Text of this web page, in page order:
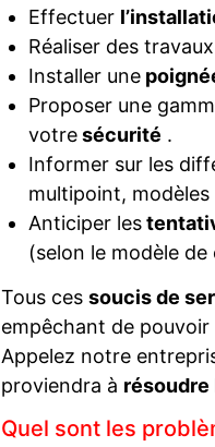
Effectuer
Réaliser des
Installer une
Proposer une
votresécurité .
Informer sur les
multipoint, modèles
Anticiper les
(selon le modèle
Tous ces soucis de
empêchant de
Appelez notre
proviendra à résoudre
Quel sont les